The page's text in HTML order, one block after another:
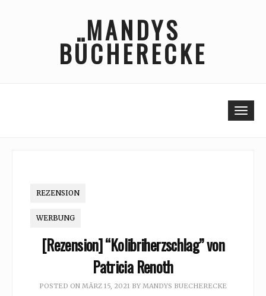
MANDYS
BÜCHERECKE
REZENSION
WERBUNG
[Rezension] “Kolibriherzschlag” von
Patricia Renoth
POSTED ON MÄRZ 15, 2021 BY MANDYS BUECHERECKE